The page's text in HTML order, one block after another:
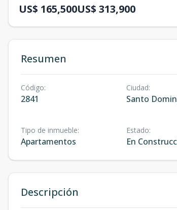
US$ 165,500US$ 313,900
Resumen
Código:
2841
Ciudad:
Santo
Tipo de inmueble:
Apartamentos
Estado:
En
Descripción